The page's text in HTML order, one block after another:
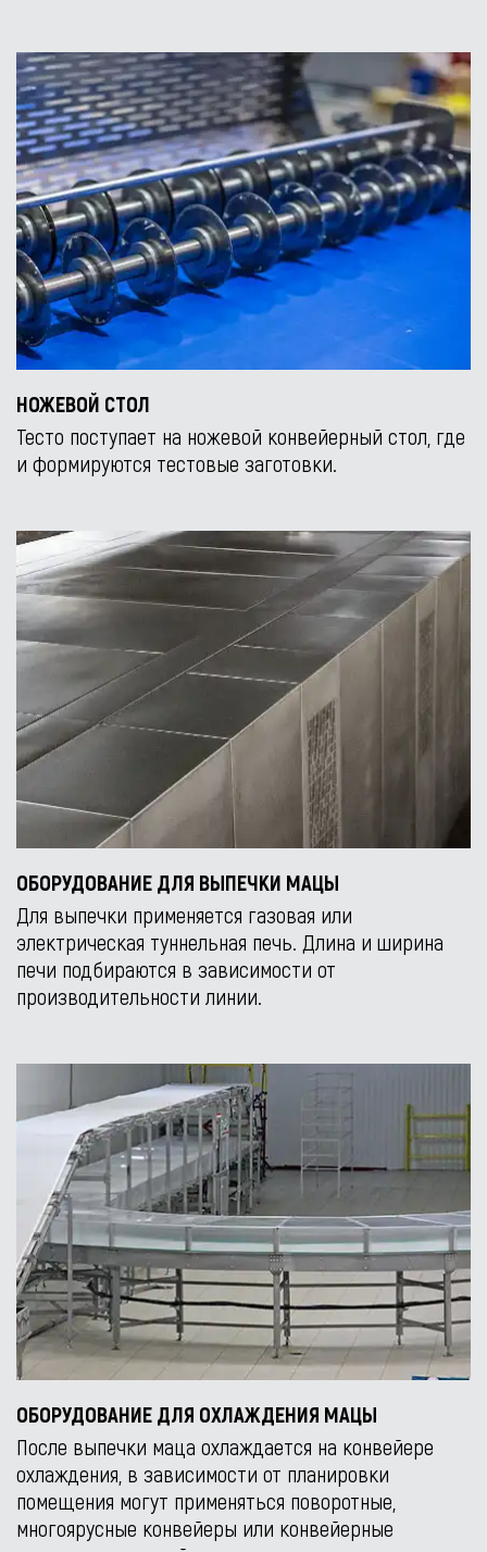
НОЖЕВОЙ СТОЛ
Тесто поступает на ножевой конвейерный стол, где
и формируются тестовые заготовки.
ОБОРУДОВАНИЕ ДЛЯ ВЫПЕЧКИ МАЦЫ
Для выпечки применяется газовая или
электрическая туннельная печь. Длина и ширина
печи подбираются в зависимости от
производительности линии.
ОБОРУДОВАНИЕ ДЛЯ ОХЛАЖДЕНИЯ МАЦЫ
После выпечки маца охлаждается на конвейере
охлаждения, в зависимости от планировки
помещения могут применяться поворотные,
многоярусные конвейеры или конвейерные